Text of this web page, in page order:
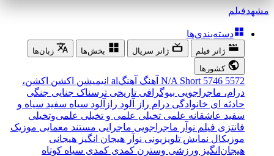
مشهدفیلم
دسته‌بندی‌ها
ژانر فیلم ژانر سریال بخش‌ها
زبان‌ها
کشورها
5572
5746
N/A Short آهنگ آهنگal انیمیشن اکشن اکشن،
درام، ماجراجویی بیوگرافی تاریخی ترسناک جنایی جنگی
حادثه ای خانوادگی درام راز آلود رازآلود سیاه سفید سیاه و
سفید عاشقانه علمی تخیلی علمی و تخیلی علمی‌و‌تخیلی
فانتزی فیلم نوآر ماجراجویی ماجرایی مستند معمایی موزیک
موزیکال نمایش تلویزیونی نوآر هیجان انگیز هیجانی
هیجان‌انگیز ورزشی وسترن کمدی کمدی سیاه کوتاه